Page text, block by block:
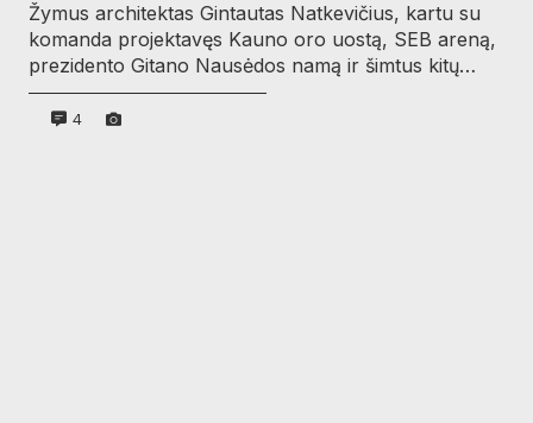
Žymus architektas Gintautas Natkevičius, kartu su
komanda projektavęs Kauno oro uostą, SEB areną,
prezidento Gitano Nausėdos namą ir šimtus kitų…
4